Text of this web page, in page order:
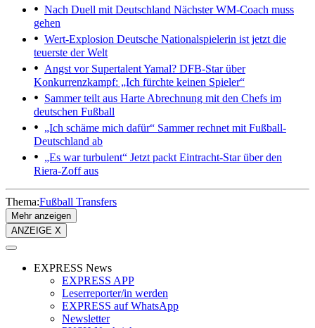
Nach Duell mit Deutschland Nächster WM-Coach muss
gehen
Wert-Explosion Deutsche Nationalspielerin ist jetzt die
teuerste der Welt
Angst vor Supertalent Yamal? DFB-Star über
Konkurrenzkampf: „Ich fürchte keinen Spieler“
Sammer teilt aus Harte Abrechnung mit den Chefs im
deutschen Fußball
„Ich schäme mich dafür“ Sammer rechnet mit Fußball-
Deutschland ab
„Es war turbulent“ Jetzt packt Eintracht-Star über den
Riera-Zoff aus
Thema:Fußball Transfers
Mehr anzeigen
ANZEIGE X
EXPRESS News
EXPRESS APP
Leserreporter/in werden
EXPRESS auf WhatsApp
Newsletter